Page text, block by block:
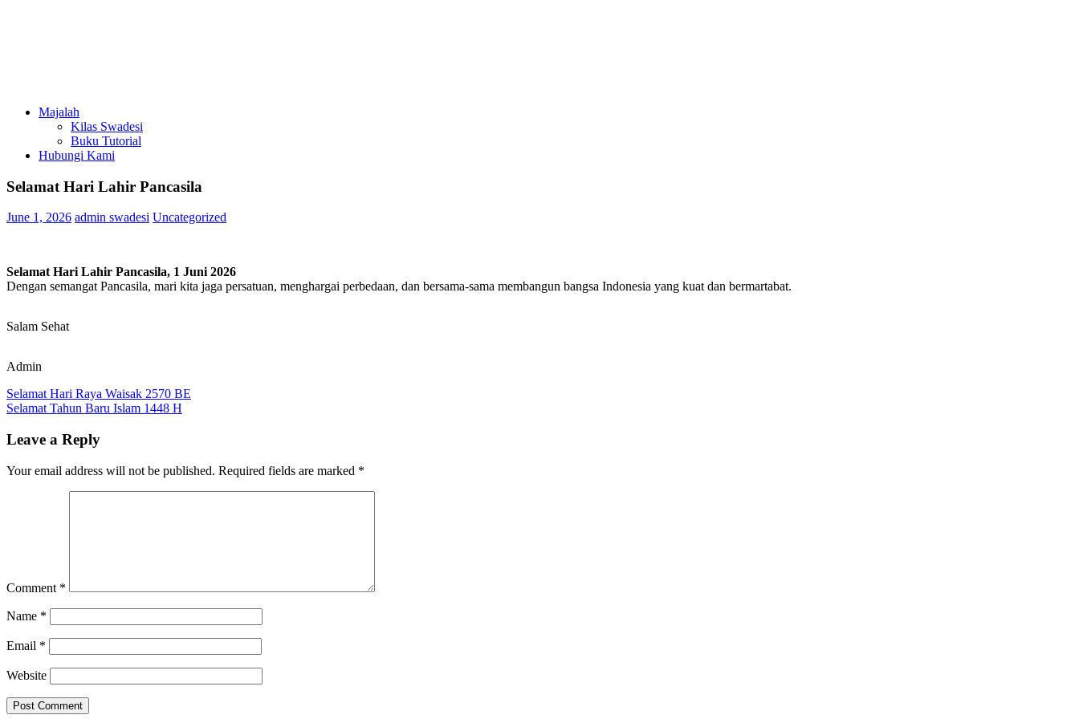
Majalah
Kilas Swadesi
Buku Tutorial
Hubungi Kami
Selamat Hari Lahir Pancasila
June 1, 2026 admin swadesi Uncategorized
Selamat Hari Lahir Pancasila, 1 Juni 2026
Dengan semangat Pancasila, mari kita jaga persatuan, menghargai perbedaan, dan bersama-sama membangun bangsa Indonesia yang kuat dan bermartabat.
Salam Sehat
Admin
#indonesia#pancasila#swadesi
Post
navigation
Previous
Post:
Selamat Hari Raya Waisak 2570 BE
Next
Selamat Tahun Baru Islam 1448 H
Leave a Reply
Your email address will not be published. Required fields are marked *
Comment *
Name *
Email *
Website